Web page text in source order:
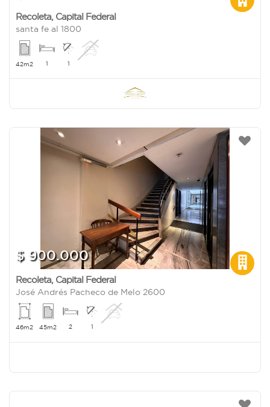
Recoleta, Capital Federal
santa fe al 1800
42m2 1 1
$ 900.000
Recoleta, Capital Federal
José Andrés Pacheco de Melo 2600
46m2 45m2 2 1